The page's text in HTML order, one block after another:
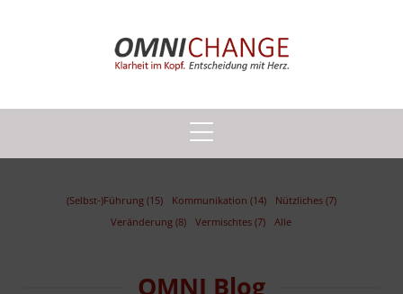
(Selbst-)Führung (15) Kommunikation (14)
Nützliches (7)
Veränderung (8)
Vermischtes (7) Alle
OMNI Blog